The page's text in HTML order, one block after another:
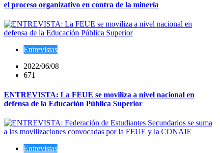
el proceso organizativo en contra de la minería
Entrevistas
2022/06/08
671
ENTREVISTA: La FEUE se moviliza a nivel nacional en
defensa de la Educación Pública Superior
Entrevistas